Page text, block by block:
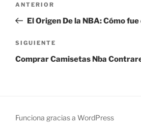
entradas
Entrada
anterior:
ANTERIOR
El Origen De la NBA: Cómo
Siguiente
entrada
SIGUIENTE
Comprar Camisetas Nba
Funciona gracias a WordPress